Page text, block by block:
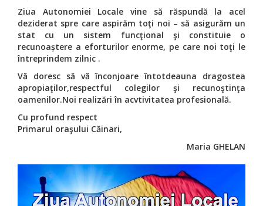
Ziua Autonomiei Locale vine să răspundă la acel
deziderat spre care aspirăm toţi noi – să asigurăm un
stat cu un sistem funcţional şi constituie o
recunoaștere a eforturilor enorme, pe care noi toţi le
întreprindem zilnic .
Vă doresc să vă înconjoare întotdeauna dragostea
apropiaţilor,respectful colegilor şi recunoştinţa
oamenilor.Noi realizări în acvtivitatea profesională.
Cu profund respect
Primarul oraşului Căinari,
Maria GHELAN